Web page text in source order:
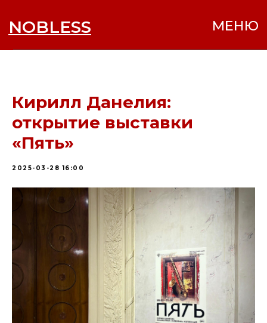
NOBLESS
Кирилл Данелия:
открытие выставки
«Пять»
2025-03-28 16:00